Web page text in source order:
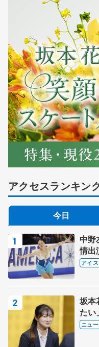
アクセスランキン
今日
中野
情出
ス」
アイ
坂本
た
代表
ニュ